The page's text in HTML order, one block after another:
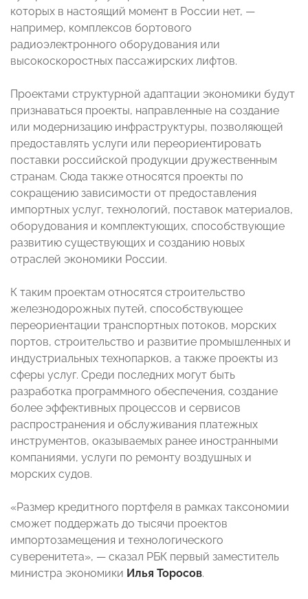
которых в настоящий момент в России нет, —
например, комплексов бортового
радиоэлектронного оборудования или
высокоскоростных пассажирских лифтов.
Проектами структурной адаптации экономики будут
признаваться проекты, направленные на создание
или модернизацию инфраструктуры, позволяющей
предоставлять услуги или переориентировать
поставки российской продукции дружественным
странам. Сюда также относятся проекты по
сокращению зависимости от предоставления
импортных услуг, технологий, поставок материалов,
оборудования и комплектующих, способствующие
развитию существующих и созданию новых
отраслей экономики России.
К таким проектам относятся строительство
железнодорожных путей, способствующее
переориентации транспортных потоков, морских
портов, строительство и развитие промышленных и
индустриальных технопарков, а также проекты из
сферы услуг. Среди последних могут быть
разработка программного обеспечения, создание
более эффективных процессов и сервисов
распространения и обслуживания платежных
инструментов, оказываемых ранее иностранными
компаниями, услуги по ремонту воздушных и
морских судов.
«Размер кредитного портфеля в рамках таксономии
сможет поддержать до тысячи проектов
импортозамещения и технологического
суверенитета», — сказал РБК первый заместитель
министра экономики Илья Торосов.